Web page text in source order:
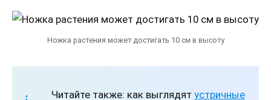
Ножка растения может достигать 10 см в высоту
Читайте также: как выглядят устричные